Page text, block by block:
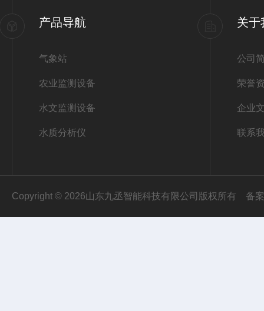
产品导航
气象站
农业监测设备
水文监测设备
水质分析仪
关于
公司
荣誉
企业
联系
Copyright © 2026山东九丞智能科技有限公司版权所有 备